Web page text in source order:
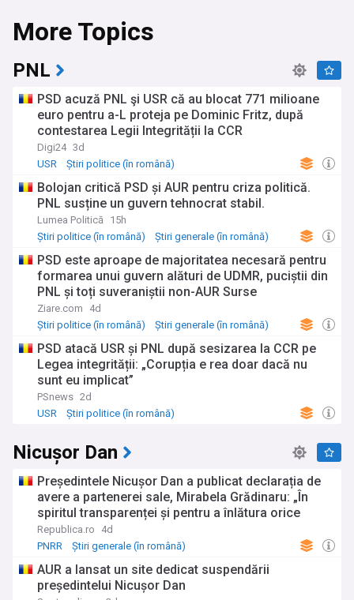
More Topics
PNL
PSD acuză PNL şi USR că au blocat 771 milioane
euro pentru a-L proteja pe Dominic Fritz, după
contestarea Legii Integrității la CCR
Digi24 3d
USR
Știri politice (în română)
Bolojan critică PSD și AUR pentru criza politică.
PNL susține un guvern tehnocrat stabil.
Lumea Politică 15h
Știri politice (în română)
Știri generale (în română)
PSD este aproape de majoritatea necesară pentru
formarea unui guvern alături de UDMR, puciștii din
PNL și toți suveraniștii non-AUR Surse
Ziare.com
4d
Știri politice (în română)
Știri generale (în română)
PSD atacă USR și PNL după sesizarea la CCR pe
Legea integrității: „Corupția e rea doar dacă nu
sunt eu implicat”
PSnews 2d
USR
Știri politice (în română)
Nicușor Dan
Președintele Nicușor Dan a publicat declarația de
avere a partenerei sale, Mirabela Grădinaru: „În
spiritul transparenței și pentru a înlătura orice
speculații”. Ce bunuri și venituri apar în documente
Republica.ro
4d
PNRR
Știri generale (în română)
AUR a lansat un site dedicat suspendării
președintelui Nicușor Dan